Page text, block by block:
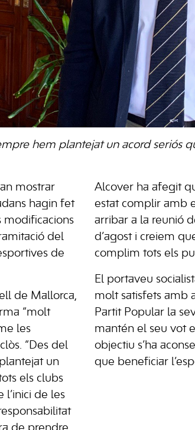
hem plantejat un acord seriós
mostrar
hagin fet
modificacions
del
de
de Mallorca,
“molt
les
“Des del
un
els clubs
l’inici de les
Alcover ha afegit
estat complir amb
arribar a la reunió
d’agost i creiem
complim tots els
El portaveu
molt satisfets amb
Partit Popular la
mantén el seu vot
objectiu s’ha
que beneficiar